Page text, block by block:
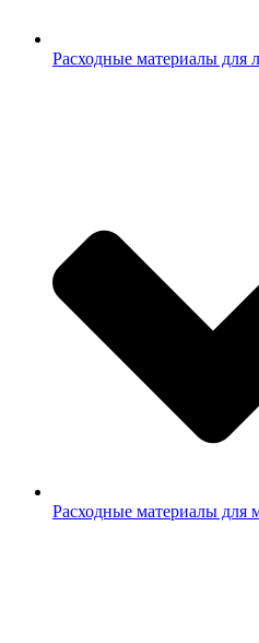
Расходные материалы
Расходные материалы для